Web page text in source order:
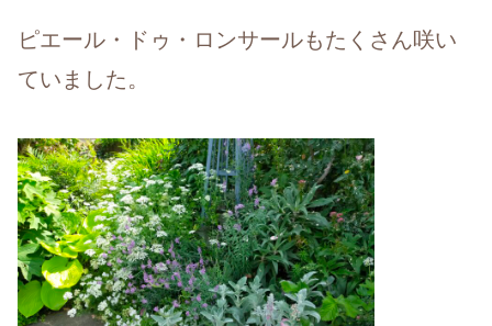
ピエール・ドゥ・ロンサールもたくさん咲い
ていました。